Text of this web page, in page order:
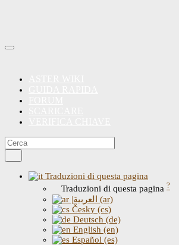
Traduzioni di questa pagina
Traduzioni di questa pagina ?
|العربية (ar)
Česky (cs)
Deutsch (de)
English (en)
Español (es)